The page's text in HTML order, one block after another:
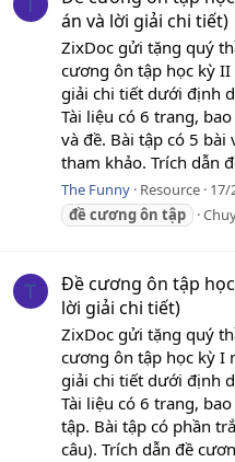
T
án và lời giải chi tiết)
ZixDoc gửi tặng quý
cương ôn tập học kỳ
giải chi tiết dưới định
Tài liệu có 6 trang,
và đề. Bài tập có 5 bài
tham khảo. Trích dẫn
The Funny Resource 17/
đề cươngôn tập
T
Đề cương ôn tập
lời giải chi tiết)
ZixDoc gửi tặng quý
cương ôn tập học kỳ I
giải chi tiết dưới định
Tài liệu có 6 trang,
tập. Bài tập có phần
câu). Trích dẫn đề